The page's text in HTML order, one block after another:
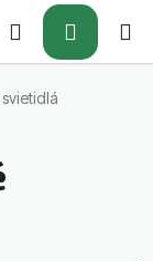
Hľadať
KOŠÍK